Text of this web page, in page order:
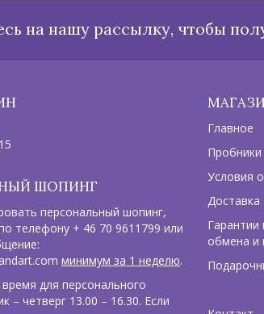
на нашу рассылку, чтобы
ШОПИНГ
персональный шопинг,
телефону + 46 70 9611799 или
минимум за 1 неделю.
для персонального
– четверг 13.00 – 16.30. Если
Главное
Пробники
Условия
Доставка
Гарантии
обмена и